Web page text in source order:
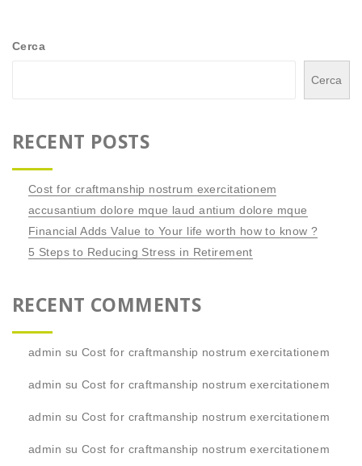
Cerca
Cerca
RECENT POSTS
Cost for craftmanship nostrum exercitationem
accusantium dolore mque laud antium dolore mque
Financial Adds Value to Your life worth how to know ?
5 Steps to Reducing Stress in Retirement
RECENT COMMENTS
admin su Cost for craftmanship nostrum exercitationem
admin su Cost for craftmanship nostrum exercitationem
admin su Cost for craftmanship nostrum exercitationem
admin su Cost for craftmanship nostrum exercitationem